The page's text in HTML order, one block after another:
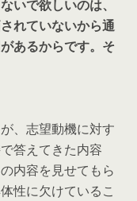
いで欲しいのは、
れていないから通
あるからです。そ
、志望動機に対す
答えてきた内容
内容を見せてもら
性に欠けているこ